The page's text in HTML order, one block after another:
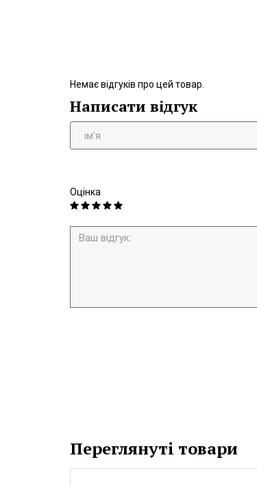
Немає відгуків про цей товар.
Написати відгук
Оцінка
Переглянуті товари